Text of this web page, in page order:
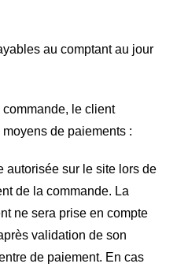
au comptant au jour
le client
de paiements :
autorisée sur le site lors de
de la commande. La
ne sera prise en compte
validation de son
de paiement. En cas